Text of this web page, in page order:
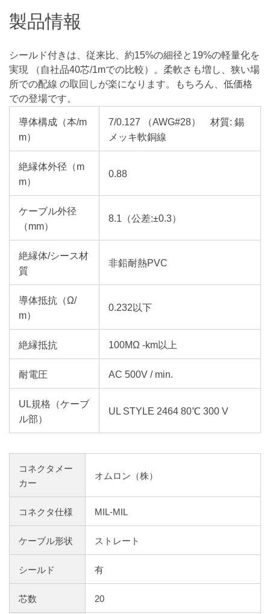
製品情報
シールド付きは、従来比、約15%の細径と19%の軽量化を
実現 （自社品40芯/1mでの比較）。柔軟さも増し、狭い場
所での配線 の取回しが楽になります。もちろん、低価格
での登場です。
導体構成（本/m
m）
7/0.127 （AWG#28） 材質: 錫
メッキ軟銅線
絶縁体外径（m
m）
0.88
ケーブル外径
（mm）
8.1（公差:±0.3）
絶縁体/シース材
質
非鉛耐熱PVC
導体抵抗（Ω/
m）
0.232以下
絶縁抵抗 100MΩ -km以上
耐電圧 AC 500V / min.
UL規格（ケーブ
ル部）
UL STYLE 2464 80℃ 300 V
コネクタメー
カー
オムロン（株）
コネクタ仕様 MIL-MIL
ケーブル形状 ストレート
シールド 有
芯数 20